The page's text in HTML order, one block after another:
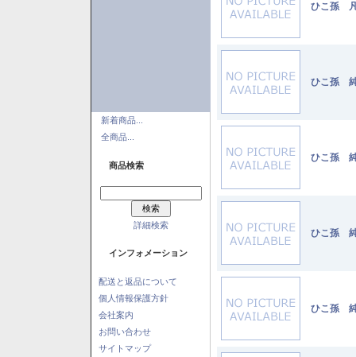
新着商品...
全商品...
商品検索
詳細検索
インフォメーション
配送と返品について
個人情報保護方針
会社案内
お問い合わせ
サイトマップ
ひこ孫
ひこ孫
ひこ孫
ひこ孫
ひこ孫